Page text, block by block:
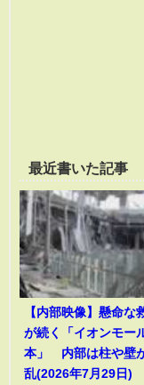
最近書いた記事
【内部映像】懸命な
が続く「イオンモー
本」 内部は柱や壁
乱(2026年7月29日)